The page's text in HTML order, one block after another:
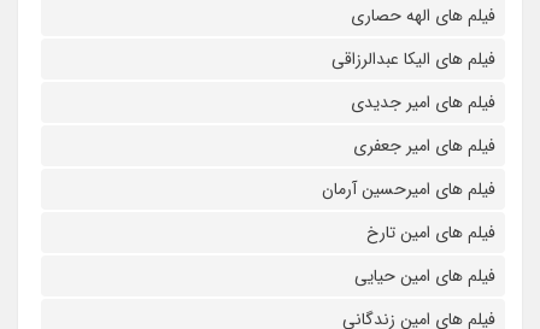
فیلم های الهه حصاری
فیلم های الیکا عبدالرزاقی
فیلم های امیر جدیدی
فیلم های امیر جعفری
فیلم های امیرحسین آرمان
فیلم های امین تارخ
فیلم های امین حیایی
فیلم های امین زندگانی